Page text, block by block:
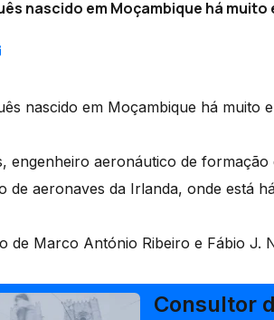
nascido em Moçambique há
nascido em Moçambique há muito
engenheiro aeronáutico de
de aeronaves da Irlanda, onde está
de Marco António Ribeiro e Fábio J.
Consultor